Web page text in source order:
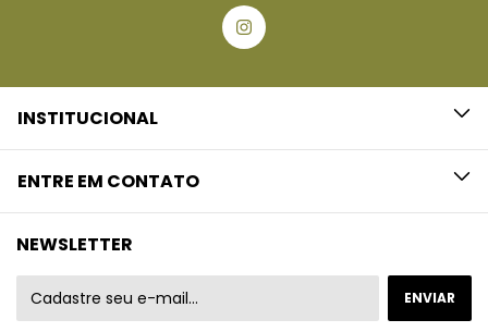
INSTITUCIONAL
ENTRE EM CONTATO
NEWSLETTER